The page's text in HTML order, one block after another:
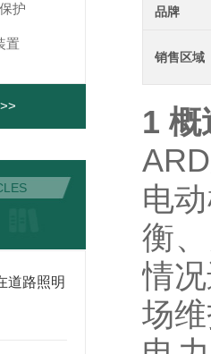
护
置
道路照明
品牌
销售区域
1 概
电
衡
情
场